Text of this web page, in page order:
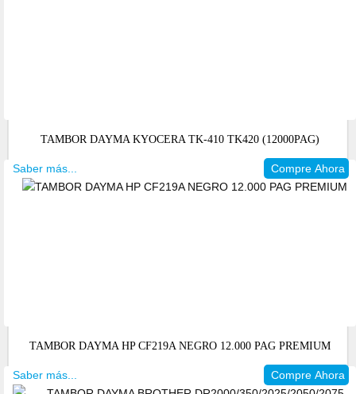
TAMBOR DAYMA KYOCERA TK-410 TK420 (12000PAG)
Saber más... Compre Ahora
TAMBOR DAYMA HP CF219A NEGRO 12.000 PAG PREMIUM
Saber más... Compre Ahora